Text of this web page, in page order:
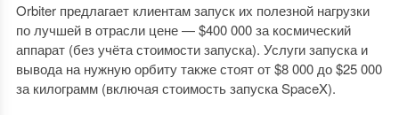
Orbiter предлагает клиентам запуск их полезной нагрузки
по лучшей в отрасли цене — $400 000 за космический
аппарат (без учёта стоимости запуска). Услуги запуска и
вывода на нужную орбиту также стоят от $8 000 до $25 000
за килограмм (включая стоимость запуска SpaceX).